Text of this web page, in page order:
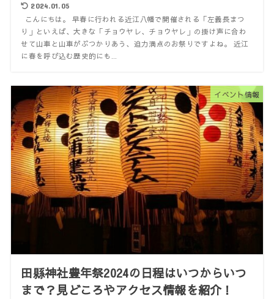
2024.01.05
こんにちは。 早春に行われる近江八幡で開催される「左義長まつ
り」といえば、大きな「チョウヤレ、チョウヤレ」の掛け声に合わ
せて山車と山車がぶつかりあう、迫力満点のお祭りですよね。 近江
に春を呼び込む歴史的にも...
イベント情報
田縣神社豊年祭2024の日程はいつからいつ
まで？見どころやアクセス情報を紹介！